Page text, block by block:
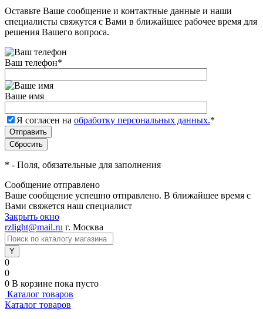
Оставьте Ваше сообщение и контактные данные и наши
специалисты свяжутся с Вами в ближайшее рабочее время для
решения Вашего вопроса.
Ваш телефон*
Ваше имя
Я согласен на обработку персональных данных.*
* - Поля, обязательные для заполнения
Сообщение отправлено
Ваше сообщение успешно отправлено. В ближайшее время с
Вами свяжется наш специалист
Закрыть окно
rzlight@mail.ru г. Москва
0
0
0 В корзине пока пусто
Каталог товаров
Каталог товаров